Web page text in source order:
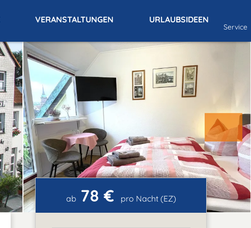
VERANSTALTUNGEN URLAUBSIDEEN
Service
ab 78 € pro Nacht (EZ)